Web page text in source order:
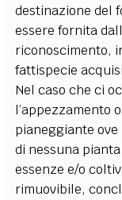
destinazione del
essere fornita
riconoscimento,
fattispecie
Nel caso che ci
l’appezzamento
pianeggiante
di nessuna
essenze e/o
rimuovibile,